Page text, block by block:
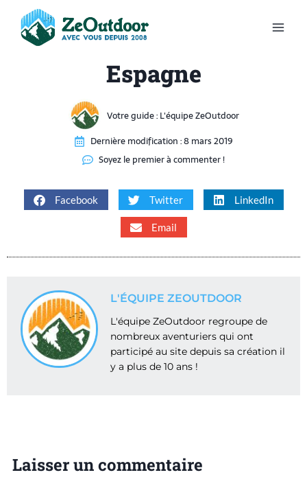
Espagne
Votre guide :L'équipe ZeOutdoor
Dernière modification :8 mars 2019
Soyez le premier à commenter !
Facebook Twitter LinkedIn
Email
L'ÉQUIPE ZEOUTDOOR
L'équipe ZeOutdoor regroupe de
nombreux aventuriers qui ont
participé au site depuis sa création il
y a plus de 10 ans !
Laisser un commentaire